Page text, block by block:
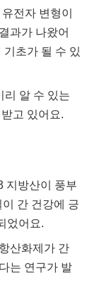
전자 변형이
과가 나왔어
초가 될 수 있
리 알 수 있는
고 있어요.
지방산이 풍부
간 건강에 긍
었어요.
산화제가 간
는 연구가 발